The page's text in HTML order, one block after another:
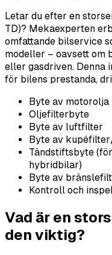
Letar du efter en
TD)? Mekaexperten
omfattande bilservice
modeller – oavsett om
eller gasdriven. Denna
för bilens prestanda,
Byte av motorolja
Oljefilterbyte
Byte av luftfilter
Byte av
Tändstiftsbyte
hybridbilar)
Byte av
Kontroll och
Vad är en
den viktig?